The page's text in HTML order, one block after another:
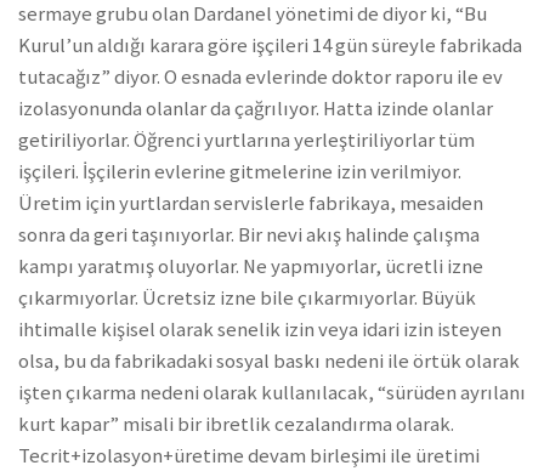
sermaye grubu olan Dardanel yönetimi de diyor ki, “Bu
Kurul’un aldığı karara göre işçileri 14 gün süreyle fabrikada
tutacağız” diyor. O esnada evlerinde doktor raporu ile ev
izolasyonunda olanlar da çağrılıyor. Hatta izinde olanlar
getiriliyorlar. Öğrenci yurtlarına yerleştiriliyorlar tüm
işçileri. İşçilerin evlerine gitmelerine izin verilmiyor.
Üretim için yurtlardan servislerle fabrikaya, mesaiden
sonra da geri taşınıyorlar. Bir nevi akış halinde çalışma
kampı yaratmış oluyorlar. Ne yapmıyorlar, ücretli izne
çıkarmıyorlar. Ücretsiz izne bile çıkarmıyorlar. Büyük
ihtimalle kişisel olarak senelik izin veya idari izin isteyen
olsa, bu da fabrikadaki sosyal baskı nedeni ile örtük olarak
işten çıkarma nedeni olarak kullanılacak, “sürüden ayrılanı
kurt kapar” misali bir ibretlik cezalandırma olarak.
Tecrit+izolasyon+üretime devam birleşimi ile üretimi